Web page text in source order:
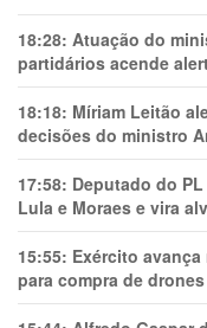
18:28: Atuação do
partidários acende
18:18: Míriam Leitão
decisões do ministro
17:58: Deputado do
Lula e Moraes e vira
15:55: Exército
para compra de